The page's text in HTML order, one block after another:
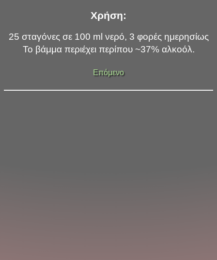
Χρήση:
25 σταγόνες σε 100 ml νερό, 3 φορές ημερησίως
Το βάμμα περιέχει περίπου ~37% αλκοόλ.
Επόμενο